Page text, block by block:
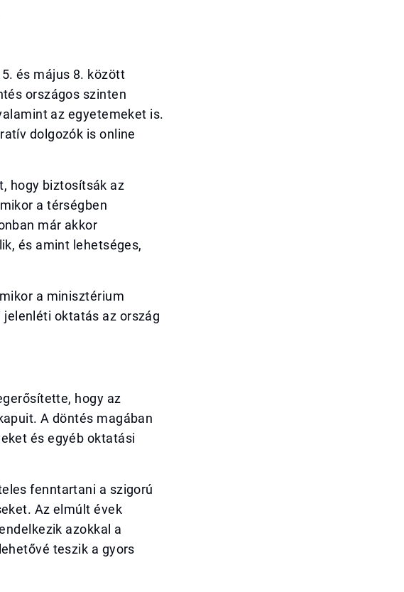
és május 8. között
országos szinten
az egyetemeket is.
dolgozók is online
hogy biztosítsák az
a térségben
már akkor
és amint lehetséges,
a minisztérium
oktatás az ország
hogy az
A döntés magában
és egyéb oktatási
fenntartani a szigorú
Az elmúlt évek
azokkal a
teszik a gyors